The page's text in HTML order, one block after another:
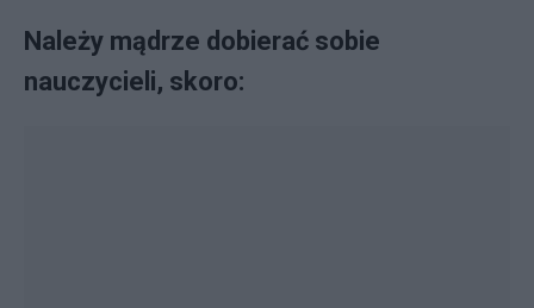
Należy mądrze dobierać sobie
nauczycieli, skoro: